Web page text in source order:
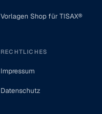
Vorlagen Shop für TISAX®
RECHTLICHES
Impressum
Datenschutz